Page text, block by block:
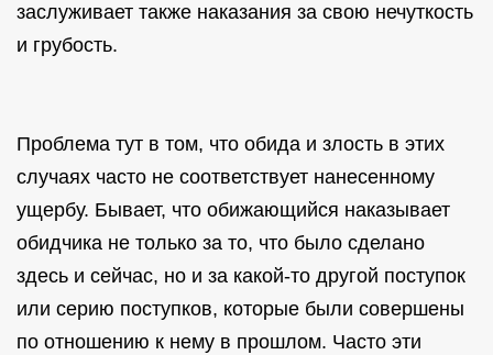
заслуживает также наказания за свою нечуткость
и грубость.
Проблема тут в том, что обида и злость в этих
случаях часто не соответствует нанесенному
ущербу. Бывает, что обижающийся наказывает
обидчика не только за то, что было сделано
здесь и сейчас, но и за какой-то другой поступок
или серию поступков, которые были совершены
по отношению к нему в прошлом. Часто эти